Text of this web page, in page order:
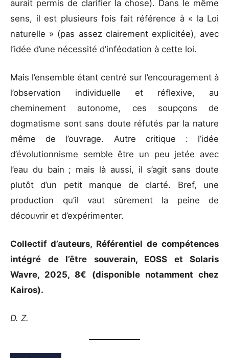
aurait permis de clarifier la chose). Dans le même
sens, il est plusieurs fois fait référence à « la Loi
naturelle » (pas assez clairement explicitée), avec
l’idée d’une nécessité d’inféodation à cette loi.
Mais l’ensemble étant centré sur l’encouragement à
l’observation individuelle et réflexive, au
cheminement autonome, ces soupçons de
dogmatisme sont sans doute réfutés par la nature
même de l’ouvrage. Autre critique : l’idée
d’évolutionnisme semble être un peu jetée avec
l’eau du bain ; mais là aussi, il s’agit sans doute
plutôt d’un petit manque de clarté. Bref, une
production qu’il vaut sûrement la peine de
découvrir et d’expérimenter.
Collectif d’auteurs, Référentiel de compétences
intégré de l’être souverain, EOSS et Solaris
Wavre, 2025, 8€ (disponible notamment chez
Kairos).
D. Z.